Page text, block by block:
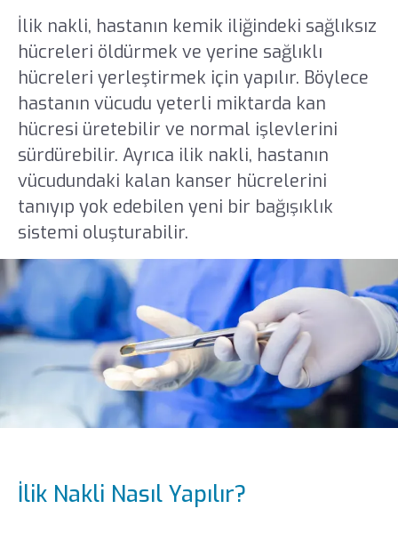
İlik nakli, hastanın kemik iliğindeki sağlıksız
hücreleri öldürmek ve yerine sağlıklı
hücreleri yerleştirmek için yapılır. Böylece
hastanın vücudu yeterli miktarda kan
hücresi üretebilir ve normal işlevlerini
sürdürebilir. Ayrıca ilik nakli, hastanın
vücudundaki kalan kanser hücrelerini
tanıyıp yok edebilen yeni bir bağışıklık
sistemi oluşturabilir.
İlik Nakli Nasıl Yapılır?